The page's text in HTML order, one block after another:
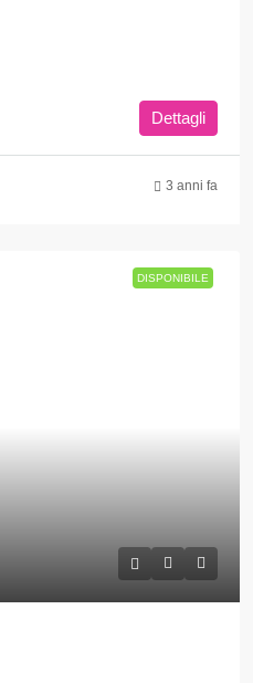
Dettagli
3 anni fa
DISPONIBILE